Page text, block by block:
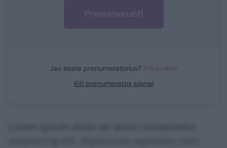
Prenumeruoti
Jau esate prenumeratorius? Prisijunkite
Kiti prenumeratos planai